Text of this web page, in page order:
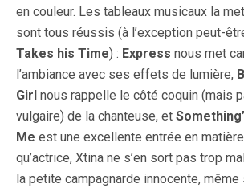
en couleur. Les tableaux musicaux la
sont tous réussis (à l’exception peut-
Takes his Time) : Express nous met
l’ambiance avec ses effets de lumière,
Girl nous rappelle le côté coquin (mais
vulgaire) de la chanteuse, et
Me est une excellente entrée en
qu’actrice, Xtina ne s’en sort pas trop
la petite campagnarde innocente,